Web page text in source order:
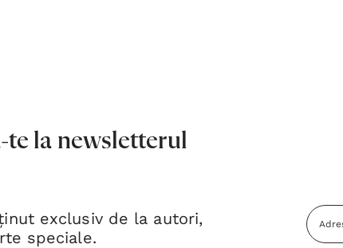
te la newsletterul
exclusiv de la autori,
speciale.
Adresa
Email